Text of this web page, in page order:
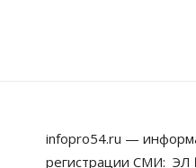
infopro54.ru —
регистрации СМИ: ЭЛ